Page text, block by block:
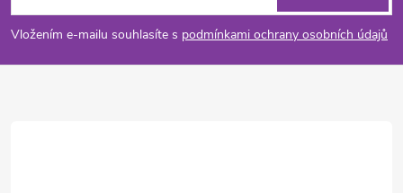
p
a
Vložením e-mailu souhlasíte s podmínkami ochrany osobních údajů